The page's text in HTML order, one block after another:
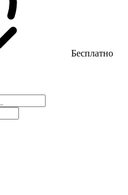
Бесплатно